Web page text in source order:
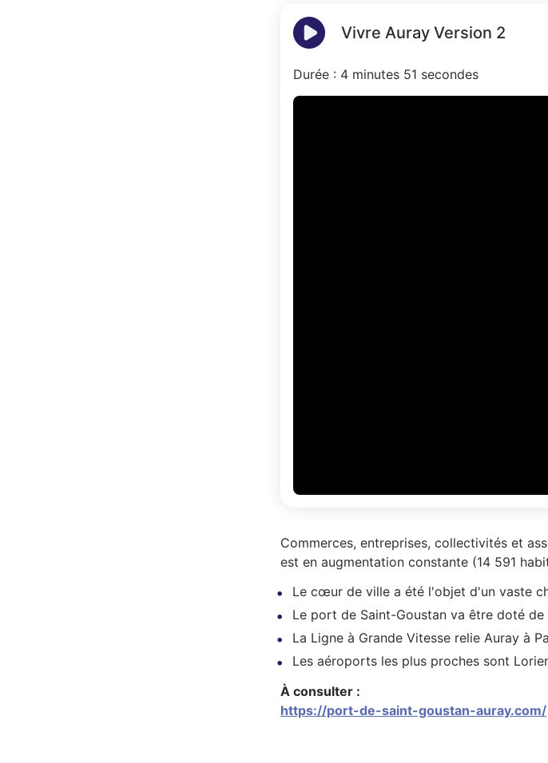
Vivre Auray Version 2
Durée : 4 minutes 51 secondes
Commerces, entreprises, collectivités et
est en augmentation constante (14 591
Le cœur de ville a été l'objet d'un vaste
Le port de Saint-Goustan va être doté
La Ligne à Grande Vitesse relie Auray à
Les aéroports les plus proches sont
À consulter :
https://port-de-saint-goustan-auray.com/